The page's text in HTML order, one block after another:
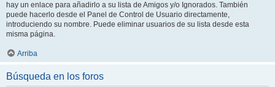
hay un enlace para añadirlo a su lista de Amigos y/o Ignorados. También
puede hacerlo desde el Panel de Control de Usuario directamente,
introduciendo su nombre. Puede eliminar usuarios de su lista desde esta
misma página.
Arriba
Búsqueda en los foros